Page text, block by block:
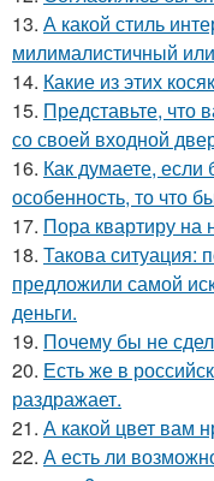
13. А какой стиль
милималистичный
14. Какие из этих
15. Представьте, что
со своей входной
16. Как думаете,
особенность, то что
17. Пора квартиру на
18. Такова ситуация:
предложили самой
деньги.
19. Почему бы не
20. Есть же в
раздражает.
21. А какой цвет вам
22. А есть ли